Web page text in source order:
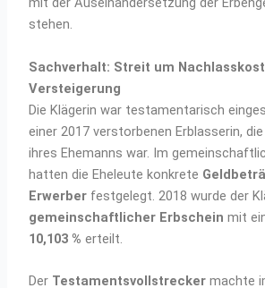
stehen.
Sachverhalt: Streit um
Versteigerung
Die Klägerin war testamentarisch
einer 2017 verstorbenen Erblasserin,
ihres Ehemanns war. Im
hatten die Eheleute konkrete
Erwerber festgelegt. 2018 wurde der
gemeinschaftlicher Erbschein mit
10,103 % erteilt.
Der Testamentsvollstrecker machte